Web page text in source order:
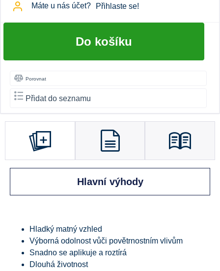
Máte u nás účet? Přihlaste se!
Do košíku
Porovnat
Přidat do seznamu
Hlavní výhody
Hladký matný vzhled
Výborná odolnost vůči povětrnostním vlivům
Snadno se aplikuje a roztírá
Dlouhá životnost